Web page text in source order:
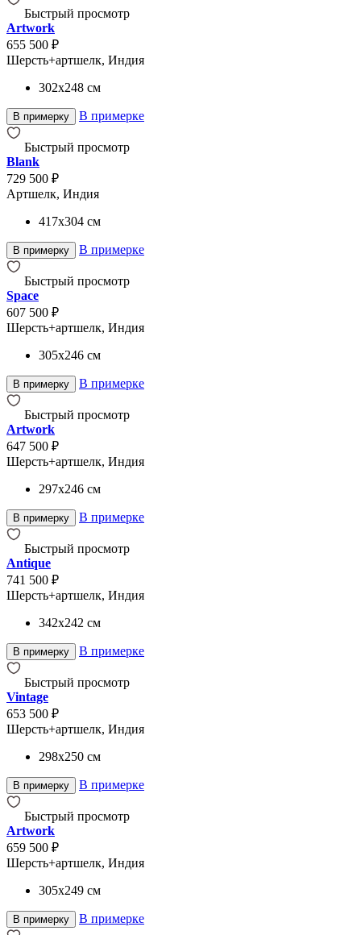
Быстрый просмотр
Artwork
655 500 ₽
Шерсть+артшелк, Индия
302x248 см
В примерку В примерке
Быстрый просмотр
Blank
729 500 ₽
Артшелк, Индия
417x304 см
В примерку В примерке
Быстрый просмотр
Space
607 500 ₽
Шерсть+артшелк, Индия
305x246 см
В примерку В примерке
Быстрый просмотр
Artwork
647 500 ₽
Шерсть+артшелк, Индия
297x246 см
В примерку В примерке
Быстрый просмотр
Antique
741 500 ₽
Шерсть+артшелк, Индия
342x242 см
В примерку В примерке
Быстрый просмотр
Vintage
653 500 ₽
Шерсть+артшелк, Индия
298x250 см
В примерку В примерке
Быстрый просмотр
Artwork
659 500 ₽
Шерсть+артшелк, Индия
305x249 см
В примерку В примерке